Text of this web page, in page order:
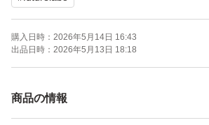
宅配便コンパクトの高さの都合、ビニ
となります。
購入日時： 2026年5月14日 16:43
出品日時： 2026年5月13日 18:18
商品の情報